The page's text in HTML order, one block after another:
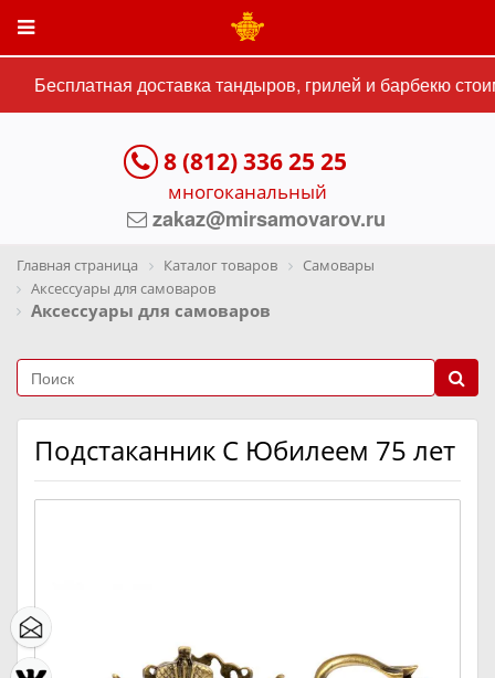
Бесплатная доставка тандыров, грилей и барбекю
8 (812) 336 25 25
многоканальный
zakaz@mirsamovarov.ru
Главная страница Каталог товаров
Самовары
Аксессуары для самоваров
Аксессуары для самоваров
Подстаканник С Юбилеем 75 лет